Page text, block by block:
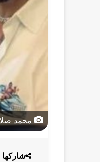
محمد
شاركها